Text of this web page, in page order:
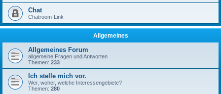
Chat
Chatroom-Link
Allgemeines
Allgemeines Forum
allgemeine Fragen und Antworten
Themen: 233
Ich stelle mich vor.
Wer, woher, welche Interessengebiete?
Themen: 280